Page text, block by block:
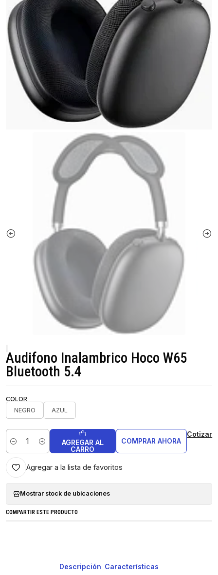
Audifono Inalambrico Hoco W65
Bluetooth 5.4
COLOR
NEGRO
AZUL
Cantidad
AGREGAR AL
CARRO
COMPRAR AHORA
Cotizar
Agregar a la lista de favoritos
Mostrar stock de ubicaciones
COMPARTIR ESTE PRODUCTO
Descripción Características